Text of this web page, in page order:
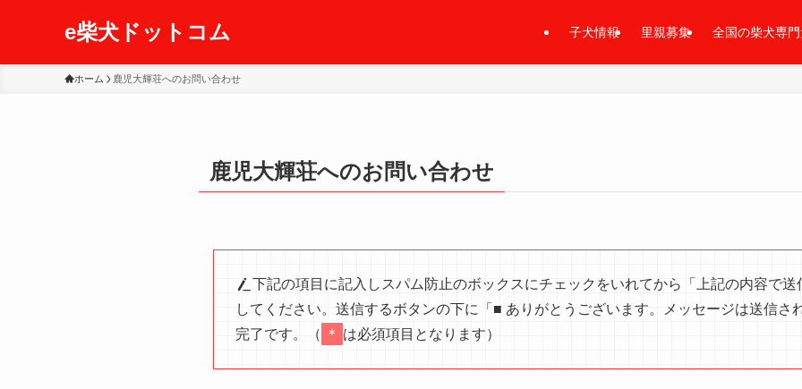
e柴犬ドットコム 子犬情報 里親募集 全国の柴犬専
ホーム 鹿児大輝荘へのお問い合わせ
鹿児大輝荘へのお問い合わせ
下記の項目に記入しスパム防止のボックスにチェックをいれてから「上記の内容で
してください。送信するボタンの下に「■ ありがとうございます。メッセージは送信さ
完了です。（
＊ は必須項目となります）